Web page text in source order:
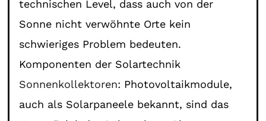
technischen Level, dass auch von der
Sonne nicht verwöhnte Orte kein
schwieriges Problem bedeuten.
Komponenten der Solartechnik
Sonnenkollektoren: Photovoltaikmodule,
auch als Solarpaneele bekannt, sind das